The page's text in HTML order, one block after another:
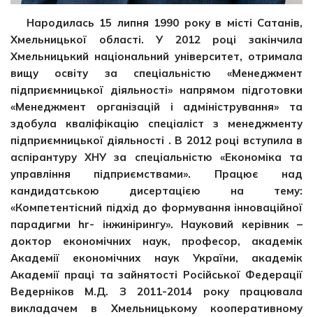
Народилась 15 липня 1990 року в місті Сатанів,
Хмельницької області. У 2012 році закінчила
Хмельницький національний університет, отримала
вищу освіту за спеціальністю «Менеджмент
підприємницької діяльності» напрямом підготовки
«Менеджмент організацій і адміністрування» та
здобула кваліфікацію спеціаліст з менеджменту
підприємницької діяльності . В 2012 році вступила в
аспірантуру ХНУ за спеціальністю «Економіка та
управління підприємствами». Працює над
кандидатською дисертацією на тему:
«Компетентісний підхід до формування інноваційної
парадигми hr- інжинірингу». Науковий керівник –
доктор економічних наук, професор, академік
Академії економічних наук України, академік
Академії праці та зайнятості Російської Федерації
Ведерніков М.Д. З 2011-2014 року працювала
викладачем в Хмельницькому кооперативному